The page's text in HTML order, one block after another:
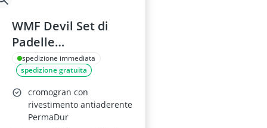
WMF Devil Set di
Padelle
Induzione/Gas 24-28
cm
spedizione immediata
spedizione gratuita
cromogran con
rivestimento antiaderente
PermaDur